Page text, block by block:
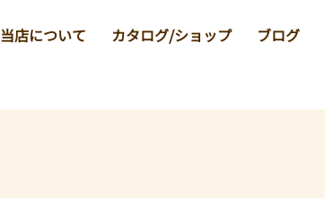
当店について カタログ/ショップ ブログ